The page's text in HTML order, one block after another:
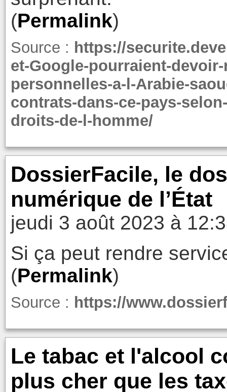
(Permalink)
Source : https://
et-Google-pourraient-
personnelles-a-l-Arabie-
contrats-dans-ce-pays-
droits-de-l-homme/
DossierFacile, le
numérique de l’État
jeudi 3 août 2023 à
Si ça peut rendre
(Permalink)
Source : https://
Le tabac et l'alcool
plus cher que les